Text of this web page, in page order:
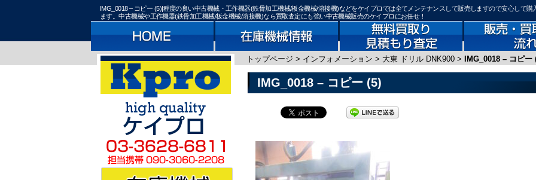
IMG_0018 – コピー (5)|程度の良い中古機械・工作機器(鉄骨加工機械/板金機械/溶接機)などをケイプロでは全てメンテナンスして販売しますので安心して購
ます。中古機械や工作機器(鉄骨加工機械/板金機械/溶接機)なら買取査定にも強い中古機械販売のケイプロにお任せ！
トップページ > インフォメーション > 大東 ドリル DNK900 > IMG_0018 – コピー
IMG_0018 – コピー (5)